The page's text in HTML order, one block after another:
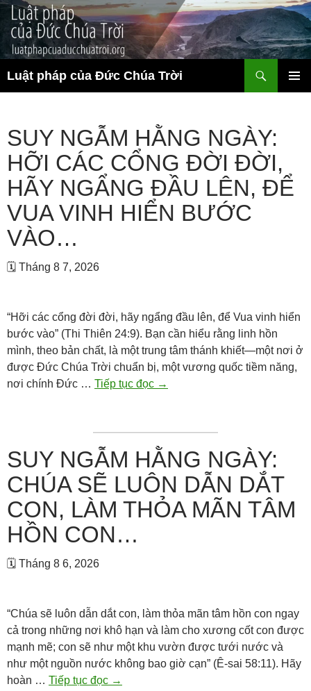
Chuyển
đến
nội
dung
Luật pháp của Đức Chúa Trời
kiếm
SUY NGẪM HẰNG NGÀY:
HỠI CÁC CỔNG ĐỜI ĐỜI,
HÃY NGẨNG ĐẦU LÊN, ĐỂ
VUA VINH HIỂN BƯỚC
VÀO…
🗓 Tháng 8 7, 2026
“Hỡi các cổng đời đời, hãy ngẩng đầu lên, để Vua vinh hiển
bước vào” (Thi Thiên 24:9). Bạn cần hiểu rằng linh hồn
mình, theo bản chất, là một trung tâm thánh khiết—một nơi ở
được Đức Chúa Trời chuẩn bị, một vương quốc tiềm năng,
nơi chính Đức … Tiếp tục đọc Suy
ngày:
Hỡi
các
cổng
đời
đời,
Vua
vinh
hiển
bước
→
SUY NGẪM HẰNG NGÀY:
CHÚA SẼ LUÔN DẪN DẮT
CON, LÀM THỎA MÃN TÂM
HỒN CON…
🗓 Tháng 8 6, 2026
“Chúa sẽ luôn dẫn dắt con, làm thỏa mãn tâm hồn con ngay
cả trong những nơi khô hạn và làm cho xương cốt con được
mạnh mẽ; con sẽ như một khu vườn được tưới nước và
như một nguồn nước không bao giờ cạn” (Ê-sai 58:11). Hãy
hoàn … Tiếp tục đọc Suy
→